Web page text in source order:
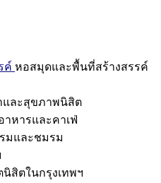
ค์ หอสมุดและพื้นที่สร้างสรรค์
และสุขภาพนิสิต
าหารและคาเฟ่
มและชมรม
นิสิตในกรุงเทพฯ